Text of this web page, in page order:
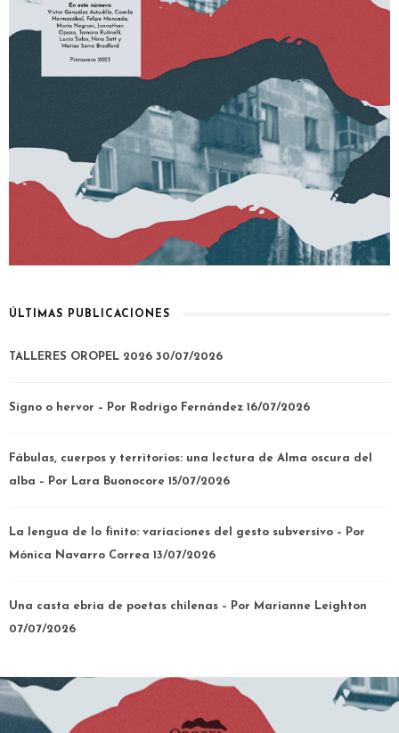
ÚLTIMAS PUBLICACIONES
TALLERES OROPEL 2026 30/07/2026
Signo o hervor – Por Rodrigo Fernández 16/07/2026
Fábulas, cuerpos y territorios: una lectura de Alma oscura del
alba – Por Lara Buonocore 15/07/2026
La lengua de lo finito: variaciones del gesto subversivo – Por
Mónica Navarro Correa 13/07/2026
Una casta ebria de poetas chilenas – Por Marianne Leighton
07/07/2026